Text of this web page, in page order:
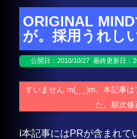
ORIGINAL
が。採用うれし
公開日：2010/10/27 最終更新日：
すいません m(_ _)m、本記事
た。順次修
ℹ️本記事にはPRが含まれて